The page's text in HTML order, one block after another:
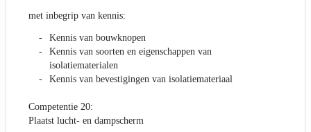
met inbegrip van kennis:
Kennis van bouwknopen
Kennis van soorten en eigenschappen van
isolatiematerialen
Kennis van bevestigingen van isolatiemateriaal
Competentie 20:
Plaatst lucht- en dampscherm